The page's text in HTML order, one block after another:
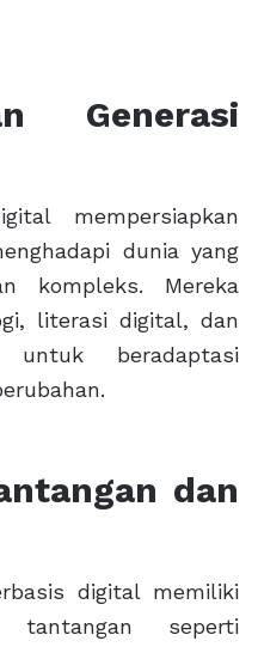
Generasi
mempersiapkan
dunia yang
kompleks. Mereka
literasi digital, dan
untuk beradaptasi
dan
digital memiliki
seperti